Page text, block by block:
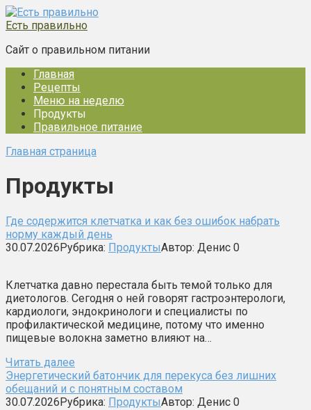
Перейти
к
Есть правильно
Сайт о правильном питании
Главная
Рецепты
Меню на неделю
Продукты
Правильное питание
Главная страница
Продукты
Где содержится клетчатка и как без ошибок набрать
норму каждый день
30.07.2026Рубрика: ПродуктыАвтор: Денис 0
Клетчатка давно перестала быть темой только для
диетологов. Сегодня о ней говорят гастроэнтерологи,
кардиологи, эндокринологи и специалисты по
профилактической медицине, потому что именно
пищевые волокна заметно влияют на…
Читать далее
Энергетический батончик для перекуса без лишних
обещаний и с понятным составом
30.07.2026Рубрика: ПродуктыАвтор: Денис 0